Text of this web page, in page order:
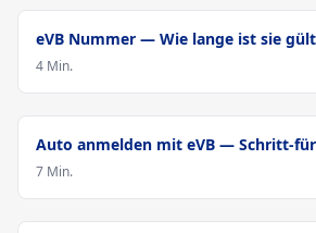
Zulassung
eVB Nummer — Wie lange ist sie
4 Min.
Zulassung
Auto anmelden mit eVB — Schritt-
7 Min.